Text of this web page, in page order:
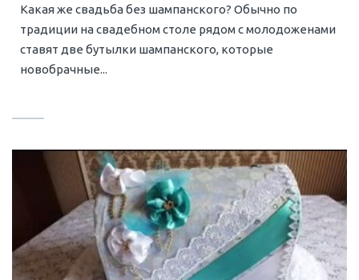
Какая же свадьба без шампанского? Обычно по
традиции на свадебном столе рядом с молодоженами
ставят две бутылки шампанского, которые
новобрачные...